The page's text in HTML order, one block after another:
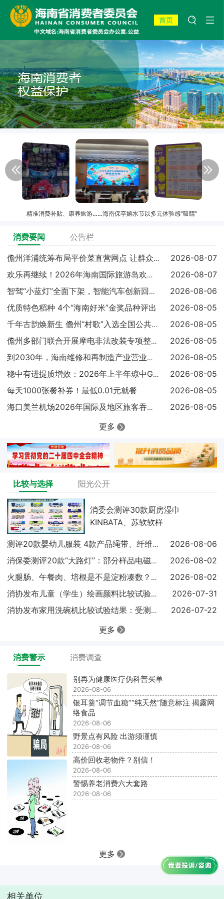
首页
精准消费补贴、康养旅游……海南保亭嬉水节以多元体验感“吸睛”
消费要闻 公告栏
儋州洋浦统筹布局平价菜直营网点 让群众吃上实惠放心菜 2026-08-07
欢乐再继续！2026年海南国际旅游岛欢乐节调声狂欢嘉年华亮点 2026-08-07
智驾“小蓝灯”全面下架，智能汽车创新回归安全本质
2026-08-06
优质特色稻种 4个“海南好米”金奖品种评出
2026-08-05
千年古韵焕新生 儋州“村歌”入选全国公共文化服务高质量发展典 2026-08-05
儋州多部门联合开展摩电非法改装专项整治 查扣涉案车辆25辆 2026-08-05
到2030年，海南维修和再制造产业营业收入达到300亿元 2026-08-05
稳中有进提质增效：2026年上半年琼中GDP同比增长4.1%
2026-08-05
每天1000张餐补券！最低0.01元就餐
2026-08-05
海口美兰机场2026年国际及地区旅客吞吐量已超过100万人次
2026-08-05
更多
比较与选择 阳光公开
消委会测评30款厨房湿巾
KINBATA、苏软软样
测评20款婴幼儿服装 4款产品绳带、纤维含量不达标 2026-08-06
消保委测评20款“大路灯”：部分样品电磁兼容未达标 2026-08-02
火腿肠、午餐肉、培根是不是淀粉凑数？实测结果出炉 2026-08-02
消协发布儿童（学生）绘画颜料比较试验结果显示：18 2026-07-31
消协发布家用洗碗机比较试验结果：受测样品基础性能表
2026-07-22
更多
消费警示 消费调查
别再为健康医疗伪科普买单
2026-08-06
银耳羹“调节血糖”“纯天然”随意标注 揭露网
络食品
2026-08-06
野景点有风险 出游须谨慎
2026-08-06
高价回收老物件？别信！
2026-08-06
警惕养老消费六大套路
2026-08-06
更多
相关单位